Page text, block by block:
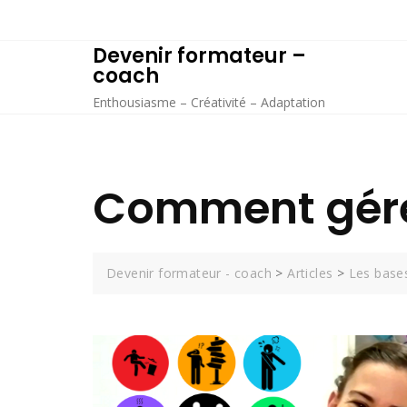
Devenir formateur –
coach
Enthousiasme – Créativité – Adaptation
Comment
Devenir formateur - coach >Articles > Les